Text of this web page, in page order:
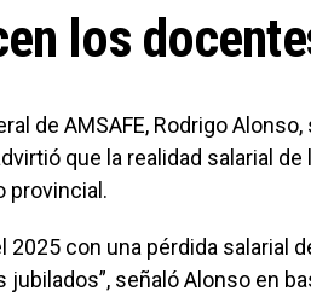
los
de AMSAFE, Rodrigo
que la realidad salarial
provincial.
2025 con una pérdida salarial
jubilados”, señaló Alonso en